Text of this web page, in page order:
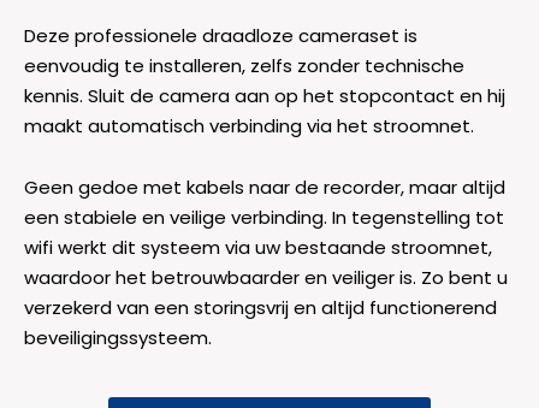
Deze professionele draadloze cameraset is
eenvoudig te installeren, zelfs zonder technische
kennis. Sluit de camera aan op het stopcontact en hij
maakt automatisch verbinding via het stroomnet.
Geen gedoe met kabels naar de recorder, maar altijd
een stabiele en veilige verbinding. In tegenstelling tot
wifi werkt dit systeem via uw bestaande stroomnet,
waardoor het betrouwbaarder en veiliger is. Zo bent u
verzekerd van een storingsvrij en altijd functionerend
beveiligingssysteem.